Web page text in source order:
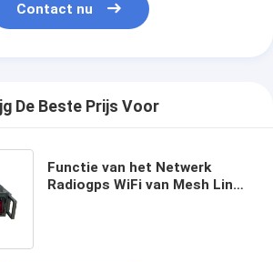
Contact nu
De Beste Prijs Voor
Functie van het Netwerk
Radiogps WiFi van Mesh Link